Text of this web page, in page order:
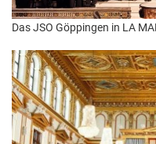
Das JSO Göppingen in LA